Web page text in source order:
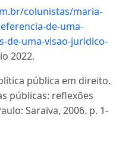
colunistas/maria-
de-uma-
de-uma-visao-juridico-
2022.
pública em direito.
públicas: reflexões
Saraiva, 2006. p. 1-